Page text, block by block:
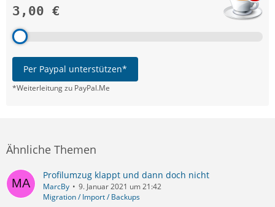
3,00 €
Per Paypal unterstützen*
*Weiterleitung zu PayPal.Me
Ähnliche Themen
Profilumzug klappt und dann doch nicht
MarcBy
9. Januar 2021 um 21:42
Migration / Import / Backups